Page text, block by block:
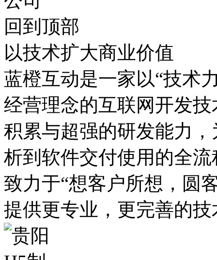
回到顶部
以技术扩大商业价值
蓝橙互动是一家以“技术
经营理念的互联网开发
积累与超强的研发能力
析到软件交付使用的全
致力于“想客户所想，圆
提供更专业，更完善的